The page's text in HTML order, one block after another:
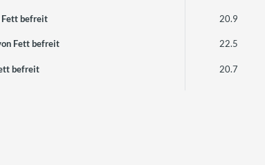
Fett befreit 20.9
Fett befreit 22.5
befreit 20.7